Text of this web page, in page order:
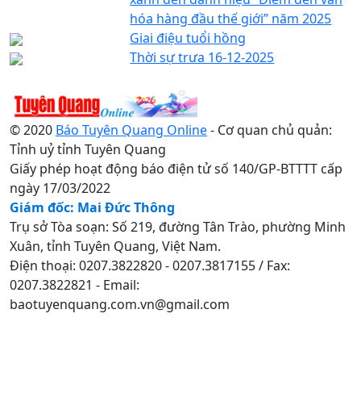
hóa hàng đầu thế giới” năm 2025
Giai điệu tuổi hồng
Thời sự trưa 16-12-2025
© 2020 Báo Tuyên Quang Online- Cơ quan chủ quản:
Tỉnh uỷ tỉnh Tuyên Quang
Giấy phép hoạt động báo điện tử số 140/GP-BTTTT cấp
ngày 17/03/2022
Giám đốc: Mai Đức Thông
Trụ sở Tòa soạn: Số 219, đường Tân Trào, phường Minh
Xuân, tỉnh Tuyên Quang, Việt Nam.
Điện thoại: 0207.3822820 - 0207.3817155 / Fax:
0207.3822821 - Email:
baotuyenquang.com.vn@gmail.com